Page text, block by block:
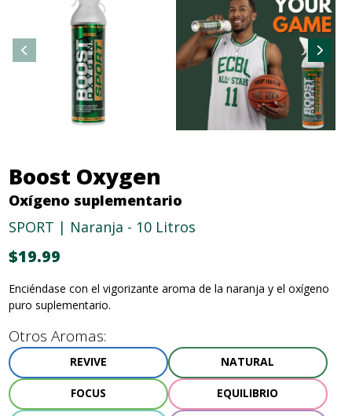
Boost Oxygen
Oxígeno suplementario
SPORT | Naranja - 10 Litros
$19.99
Enciéndase con el vigorizante aroma de la naranja y el oxígeno
puro suplementario.
Otros Aromas:
REVIVE NATURAL
FOCUS EQUILIBRIO